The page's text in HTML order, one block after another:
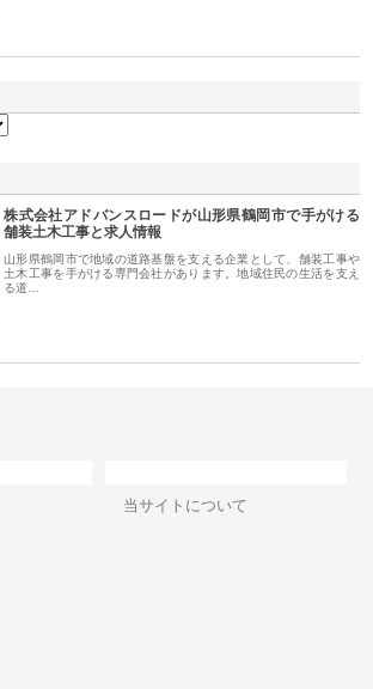
株式会社アドバンスロードが山形県鶴岡市で手がける
舗装土木工事と求人情報
山形県鶴岡市で地域の道路基盤を支える企業として、舗装工事や
土木工事を手がける専門会社があります。地域住民の生活を支え
る道…
当サイトについて